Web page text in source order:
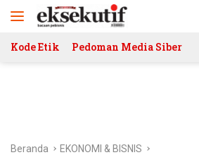
Kode Etik Pedoman Media Siber
Beranda EKONOMI & BISNIS